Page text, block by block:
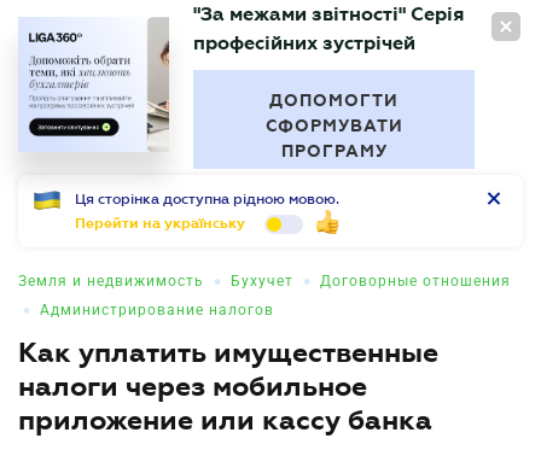
RU
БУХГАЛТЕР
"За межами звітності" Серія
професійних зустрічей
ДОПОМОГТИ
СФОРМУВАТИ
ПРОГРАМУ
Ця сторінка доступна рідною мовою.
Перейти на українську
Земля и недвижимость • Бухучет • Договорные отношения
• Администрирование налогов
Как уплатить имущественные
налоги через мобильное
приложение или кассу банка